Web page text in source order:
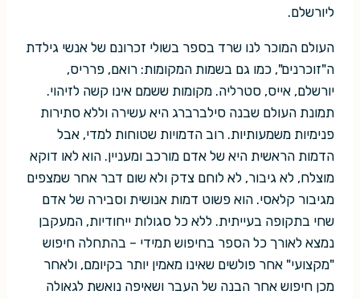
ליורשלם.
העולם המוכר לנו שרד בספר בשולי זכרונם של אנשי גילדת
ה"זוכרנים", כמו גם בשמות המקומות: רואם, פרריס,
יורשלם, אייס, סטרליה. מקומות ששמם אינו קשה לזיהוי.
תמונת העולם שבנה סילברברג היא עשירה וללא סתירות
פנימיות משמעותיות. רוב הדמויות שטוחות למדי, אבל
הדמות הראשית היא של אדם מורכב ומעניין. הוא לאו דוקא
מוצלח, לא גיבור, לא לוחם צדק ולא שום דבר אחר שמצפים
מגיבור קלאסי. הוא פשוט דמות אנושית וסבירה של אדם
שחי בתקופה בעייתית. ללא כל סגולות ייחודיות, המעקבן
נמצא לאורך כל הספר בחיפוש תמידי – בהתחלה חיפוש
"מקצועי" אחר פולשים שאינו מאמין יותר בקיומם, ולאחר
מכן חיפוש אחר הבנה של העבר ושאיפה נואשת לגאולה